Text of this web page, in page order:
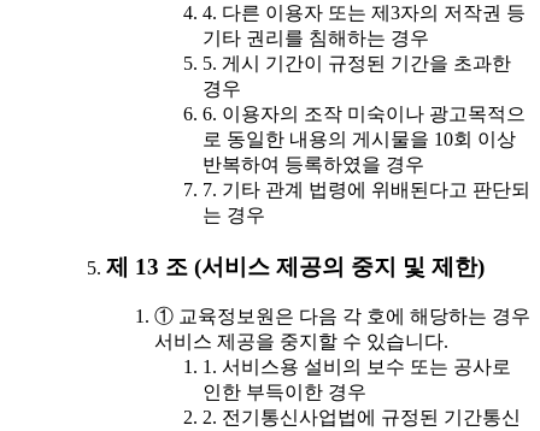
4. 다른 이용자 또는 제3자의 저작권 등
기타 권리를 침해하는 경우
5. 게시 기간이 규정된 기간을 초과한
경우
6. 이용자의 조작 미숙이나 광고목적으
로 동일한 내용의 게시물을 10회 이상
반복하여 등록하였을 경우
7. 기타 관계 법령에 위배된다고 판단되
는 경우
제 13 조 (서비스 제공의 중지 및 제한)
① 교육정보원은 다음 각 호에 해당하는 경우
서비스 제공을 중지할 수 있습니다.
1. 서비스용 설비의 보수 또는 공사로
인한 부득이한 경우
2. 전기통신사업법에 규정된 기간통신